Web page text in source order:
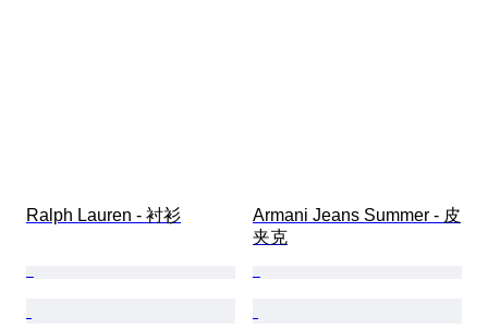
Ralph Lauren - 衬衫
Armani Jeans Summer - 皮
夹克